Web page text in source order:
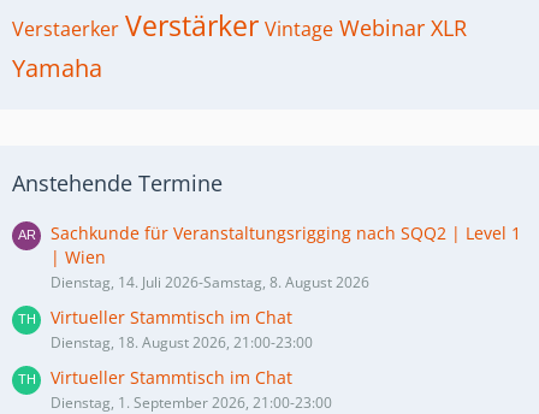
Verstaerker Verstärker Vintage Webinar XLR
Yamaha
Anstehende Termine
Sachkunde für Veranstaltungsrigging nach SQQ2 | Level 1
| Wien
Dienstag, 14. Juli 2026-Samstag, 8. August 2026
Virtueller Stammtisch im Chat
Dienstag, 18. August 2026, 21:00-23:00
Virtueller Stammtisch im Chat
Dienstag, 1. September 2026, 21:00-23:00